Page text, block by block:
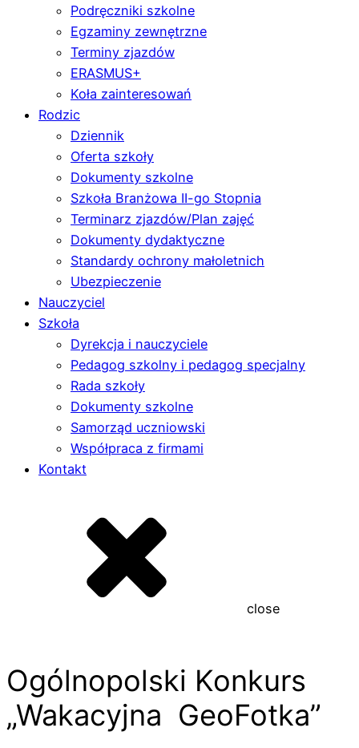
Podręczniki szkolne
Egzaminy zewnętrzne
Terminy zjazdów
ERASMUS+
Koła zainteresowań
Rodzic
Dziennik
Oferta szkoły
Dokumenty szkolne
Szkoła Branżowa II-go Stopnia
Terminarz zjazdów/Plan zajęć
Dokumenty dydaktyczne
Standardy ochrony małoletnich
Ubezpieczenie
Nauczyciel
Szkoła
Dyrekcja i nauczyciele
Pedagog szkolny i pedagog specjalny
Rada szkoły
Dokumenty szkolne
Samorząd uczniowski
Współpraca z firmami
Kontakt
close
Ogólnopolski Konkurs
„Wakacyjna GeoFotka”